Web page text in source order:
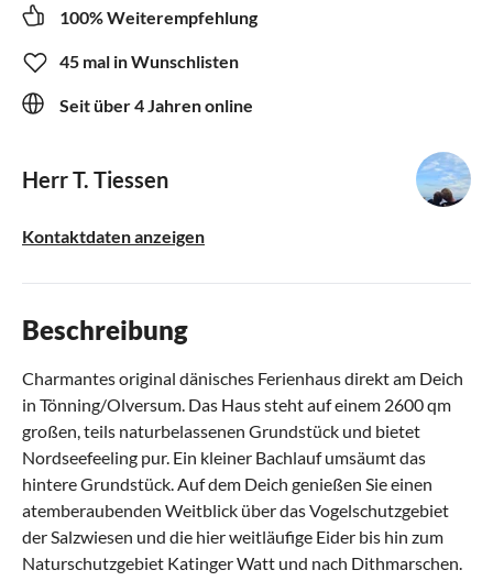
100% Weiterempfehlung
45 mal in Wunschlisten
Seit über 4 Jahren online
Herr T. Tiessen
Kontaktdaten anzeigen
Beschreibung
Charmantes original dänisches Ferienhaus direkt am Deich
in Tönning/Olversum. Das Haus steht auf einem 2600 qm
großen, teils naturbelassenen Grundstück und bietet
Nordseefeeling pur. Ein kleiner Bachlauf umsäumt das
hintere Grundstück. Auf dem Deich genießen Sie einen
atemberaubenden Weitblick über das Vogelschutzgebiet
der Salzwiesen und die hier weitläufige Eider bis hin zum
Naturschutzgebiet Katinger Watt und nach Dithmarschen.